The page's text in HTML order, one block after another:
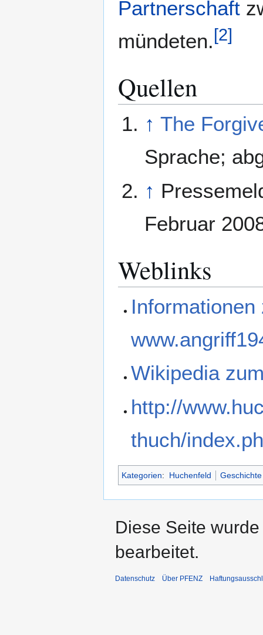
Partnerschaft
mündeten. [2]
Quellen
↑ The
Sprache;
↑
Februar
Weblinks
Wikipedia
http://
thuch/
Kategorien: Huchenfeld Geschichte
Diese Seite
bearbeitet.
Datenschutz Über PFENZ